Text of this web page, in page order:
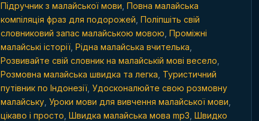
Підручник з малайської мови Повна малайська
компіляція фраз для подорожей Поліпшіть свій
словниковий запас малайською мовою Проміжні
малайські історії Рідна малайська вчителька
Розвивайте свій словник на малайській мові весело
Розмовна малайська швидка та легка Туристичний
путівник по Індонезії Удосконалюйте свою розмовну
малайську Уроки мови для вивчення малайської мови
цікаво і просто Швидка малайська мова mp3 Швидко